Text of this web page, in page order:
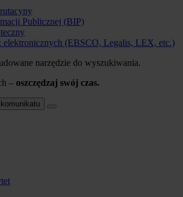
Publicznej (BIP)
elektronicznych (EBSCO, Legalis, LEX, etc.)
narzędzie do wyszukiwania.
– oszczędzaj swój czas.